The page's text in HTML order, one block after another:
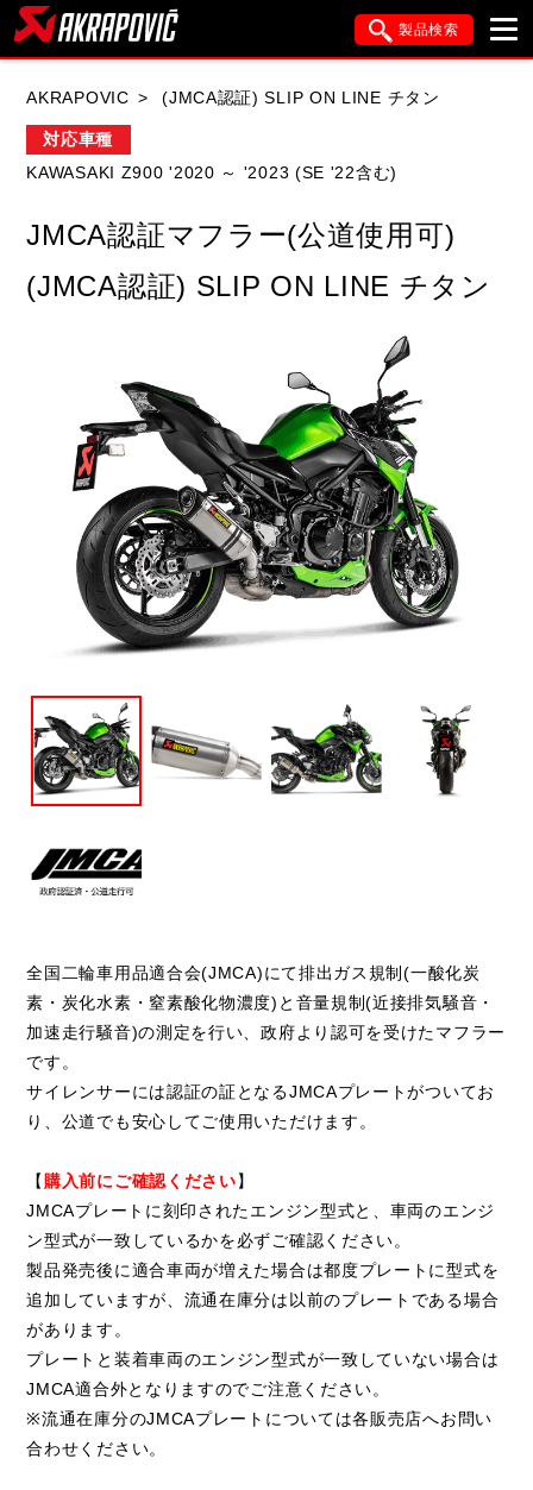
製品検索
HUSQVANA
KIMCO KTM MOTO GUZZI
PIAGGIO SYM TRIUMPH VESPA
閉じる
AKRAPOVIC (JMCA認証) SLIP ON LINE チタン
対応車種
KAWASAKI Z900 '2020 ～ '2023 (SE '22含む)
JMCA認証マフラー(公道使用可)
(JMCA認証) SLIP ON LINE チタン
全国二輪車用品適合会(JMCA)にて排出ガス規制(一酸化炭
素・炭化水素・窒素酸化物濃度)と音量規制(近接排気騒音・
加速走行騒音)の測定を行い、政府より認可を受けたマフラー
です。
サイレンサーには認証の証となるJMCAプレートがついてお
り、公道でも安心してご使用いただけます。
【購入前にご確認ください】
JMCAプレートに刻印されたエンジン型式と、車両のエンジ
ン型式が一致しているかを必ずご確認ください。
製品発売後に適合車両が増えた場合は都度プレートに型式を
追加していますが、流通在庫分は以前のプレートである場合
があります。
プレートと装着車両のエンジン型式が一致していない場合は
JMCA適合外となりますのでご注意ください。
※流通在庫分のJMCAプレートについては各販売店へお問い
合わせください。